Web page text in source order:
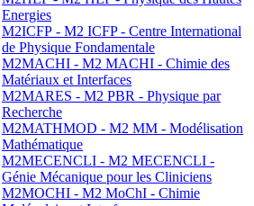
Energies
M2ICFP - M2 ICFP - Centre International
de Physique Fondamentale
M2MACHI - M2 MACHI - Chimie des
Matériaux et Interfaces
M2MARES - M2 PBR - Physique par
Recherche
M2MATHMOD - M2 MM - Modélisation
Mathématique
M2MECENCLI - M2 MECENCLI -
Génie Mécanique pour les Cliniciens
M2MOCHI - M2 MoChI - Chimie